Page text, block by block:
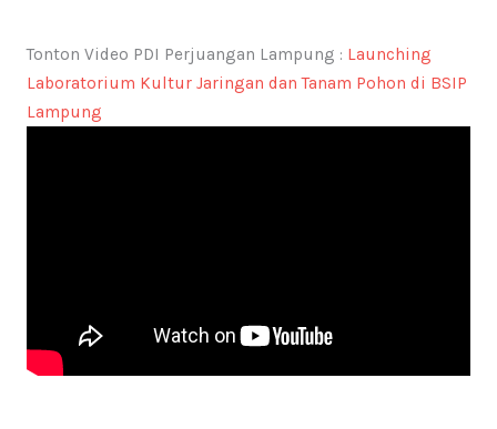
Tonton Video PDI Perjuangan Lampung : Launching
Laboratorium Kultur Jaringan dan Tanam Pohon di BSIP
Lampung